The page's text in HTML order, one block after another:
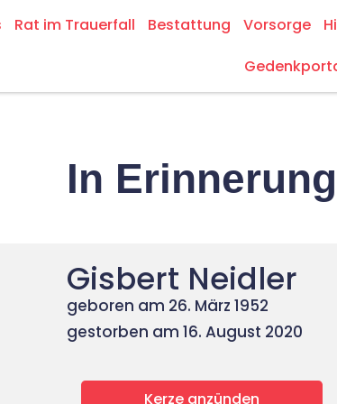
Rat im Trauerfall Bestattung Vorsorge
In Erinnerung
Gisbert Neidler
geboren am 26. März 1952
gestorben am 16. August 2020
Kerze anzünden